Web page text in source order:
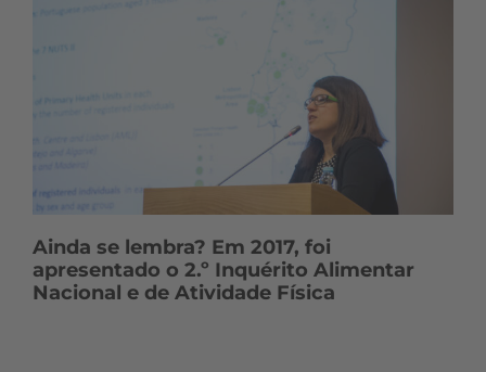
Ainda se lembra? Em 2017, foi
apresentado o 2.º Inquérito Alimentar
Nacional e de Atividade Física